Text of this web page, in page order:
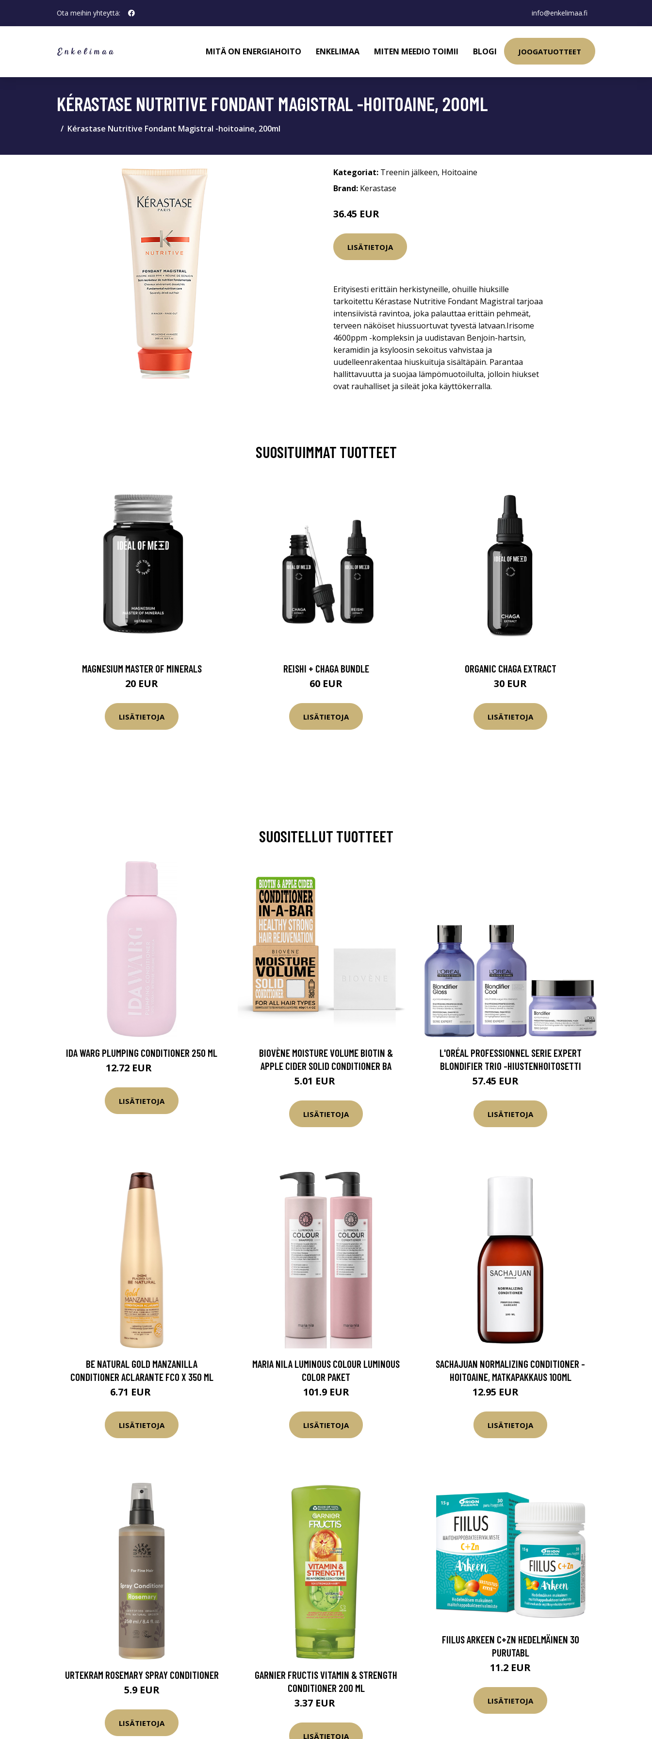
Ota meihin yhteyttä: info@enkelimaa.fi
MITÄ ON ENERGIAHOITO ENKELIMAA MITEN MEEDIO TOIMII BLOGI JOOGATUOTTEET
KÉRASTASE NUTRITIVE FONDANT MAGISTRAL -HOITOAINE, 200ML
Kérastase Nutritive Fondant Magistral -hoitoaine, 200ml
Kategoriat: Treenin jälkeen, Hoitoaine
Brand: Kerastase
36.45 EUR
LISÄTIETOJA
Erityisesti erittäin herkistyneille, ohuille hiuksille
tarkoitettu Kérastase Nutritive Fondant Magistral tarjoaa
intensiivistä ravintoa, joka palauttaa erittäin pehmeät,
terveen näköiset hiussuortuvat tyvestä latvaan.Irisome
4600ppm -kompleksin ja uudistavan Benjoin-hartsin,
keramidin ja ksyloosin sekoitus vahvistaa ja
uudelleenrakentaa hiuskuituja sisältäpäin. Parantaa
hallittavuutta ja suojaa lämpömuotoilulta, jolloin hiukset
ovat rauhalliset ja sileät joka käyttökerralla.
SUOSITUIMMAT TUOTTEET
MAGNESIUM MASTER OF MINERALS
20 EUR
LISÄTIETOJA
REISHI + CHAGA BUNDLE
60 EUR
LISÄTIETOJA
ORGANIC CHAGA EXTRACT
30 EUR
LISÄTIETOJA
SUOSITELLUT TUOTTEET
IDA WARG PLUMPING CONDITIONER 250 ML
12.72 EUR
LISÄTIETOJA
BIOVÈNE MOISTURE VOLUME BIOTIN &
APPLE CIDER SOLID CONDITIONER BA
5.01 EUR
LISÄTIETOJA
L'ORÉAL PROFESSIONNEL SERIE EXPERT
BLONDIFIER TRIO -HIUSTENHOITOSETTI
57.45 EUR
LISÄTIETOJA
BE NATURAL GOLD MANZANILLA
CONDITIONER ACLARANTE FCO X 350 ML
6.71 EUR
LISÄTIETOJA
MARIA NILA LUMINOUS COLOUR LUMINOUS
COLOR PAKET
101.9 EUR
LISÄTIETOJA
SACHAJUAN NORMALIZING CONDITIONER -
HOITOAINE, MATKAPAKKAUS 100ML
12.95 EUR
LISÄTIETOJA
URTEKRAM ROSEMARY SPRAY CONDITIONER
5.9 EUR
LISÄTIETOJA
GARNIER FRUCTIS VITAMIN & STRENGTH
CONDITIONER 200 ML
3.37 EUR
LISÄTIETOJA
FIILUS ARKEEN C+ZN HEDELMÄINEN 30
PURUTABL
11.2 EUR
LISÄTIETOJA